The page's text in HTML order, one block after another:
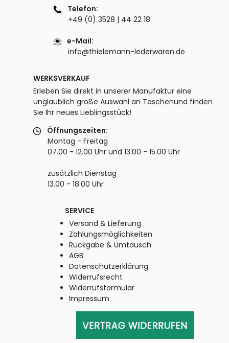
Telefon:
+49 (0) 3528 | 44 22 18
e-Mail:
info@thielemann-lederwaren.de
WERKSVERKAUF
Erleben Sie direkt in unserer Manufaktur eine
unglaublich große Auswahl an Taschenund finden
Sie Ihr neues Lieblingsstück!
Öffnungszeiten:
Montag - Freitag
07.00 - 12.00 Uhr und 13.00 - 15.00 Uhr
zusätzlich Dienstag
13.00 - 18.00 Uhr
SERVICE
Versand & Lieferung
Zahlungsmöglichkeiten
Rückgabe & Umtausch
AGB
Datenschutzerklärung
Widerrufsrecht
Widerrufsformular
Impressum